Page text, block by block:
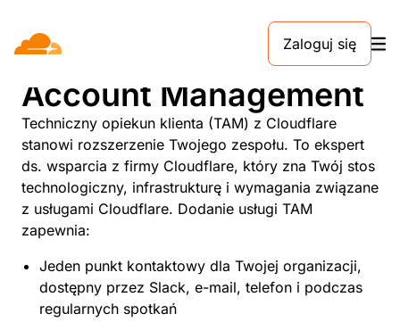
Zaloguj się
Usługa Technical
Account Management
Techniczny opiekun klienta (TAM) z Cloudflare
stanowi rozszerzenie Twojego zespołu. To ekspert
ds. wsparcia z firmy Cloudflare, który zna Twój stos
technologiczny, infrastrukturę i wymagania związane
z usługami Cloudflare. Dodanie usługi TAM
zapewnia:
Jeden punkt kontaktowy dla Twojej organizacji,
dostępny przez Slack, e-mail, telefon i podczas
regularnych spotkań